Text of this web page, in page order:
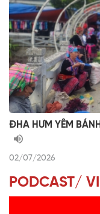
ĐHA HƯM YÊM
02/07/2026
PODCAST/